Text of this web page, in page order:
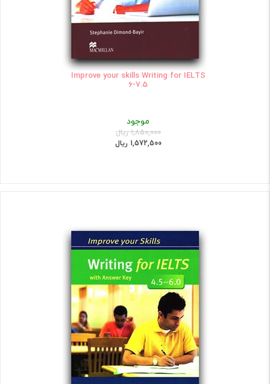
Improve your skills Writing for IELTS
6-7.5
موجود
1,850,000 ریال
1,572,500 ریال